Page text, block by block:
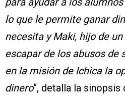
lo que le permite ganar
necesita y Maki, hijo de
escapar de los abusos de
en la misión de Ichica la
dinero“, detalla la sinopsis